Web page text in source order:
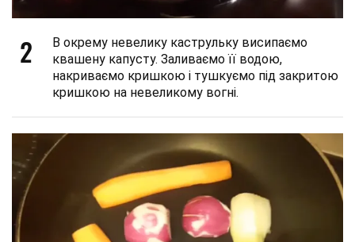
2
В окрему невелику каструльку висипаємо
квашену капусту. Заливаємо її водою,
накриваємо кришкою і тушкуємо під закритою
кришкою на невеликому вогні.